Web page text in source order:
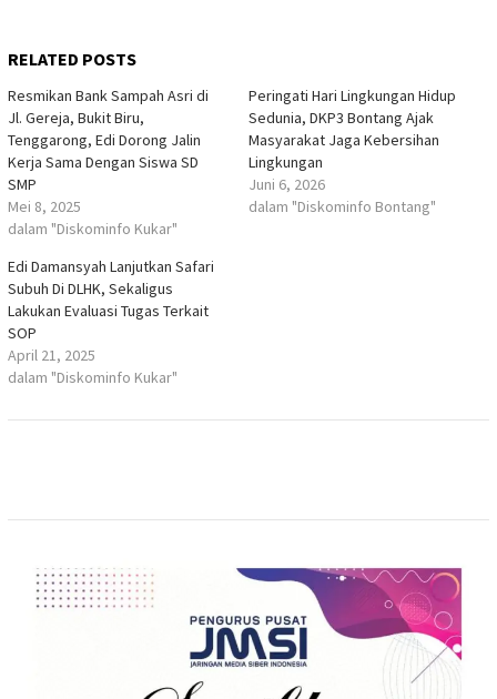
RELATED POSTS
Resmikan Bank Sampah Asri di
Jl. Gereja, Bukit Biru,
Tenggarong, Edi Dorong Jalin
Kerja Sama Dengan Siswa SD
SMP
Mei 8, 2025
dalam "Diskominfo Kukar"
Peringati Hari Lingkungan Hidup
Sedunia, DKP3 Bontang Ajak
Masyarakat Jaga Kebersihan
Lingkungan
Juni 6, 2026
dalam "Diskominfo Bontang"
Edi Damansyah Lanjutkan Safari
Subuh Di DLHK, Sekaligus
Lakukan Evaluasi Tugas Terkait
SOP
April 21, 2025
dalam "Diskominfo Kukar"